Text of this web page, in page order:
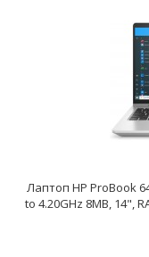
Лаптоп HP ProBook
to 4.20GHz 8MB, 14",